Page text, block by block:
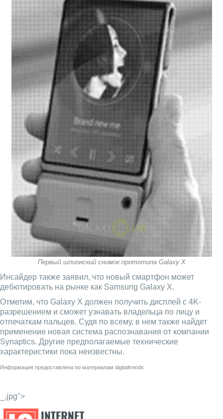
Первый шпионский снимок прототипа Galaxy X
Инсайдер также заявил, что новый смартфон может
дебютировать на рынке как Samsung Galaxy X.
Отметим, что Galaxy X должен получить дисплей с 4K-
разрешением и сможет узнавать владельца по лицу и
отпечаткам пальцев. Судя по всему, в нем также найдет
применение новая система распознавания от компании
Synaptics. Другие предполагаемые технические
характеристики пока неизвестны.
Информация предоставлена по материалам digitaltrends
_.jpg">